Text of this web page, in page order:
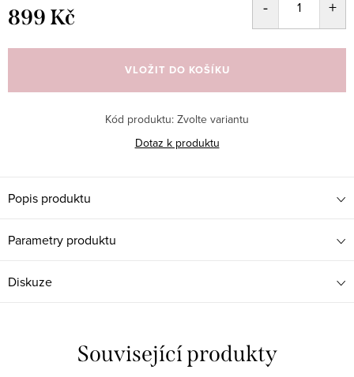
899 Kč
cena:
VLOŽIT DO KOŠÍKU
Kód produktu: Zvolte variantu
Dotaz k produktu
Popis produktu
Parametry produktu
Diskuze
Související produkty